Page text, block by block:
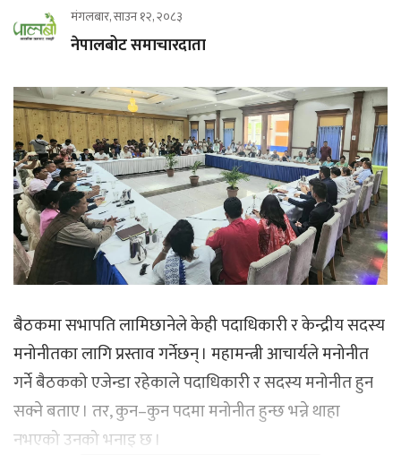
मंगलबार, साउन १२, २०८३
नेपालबोट समाचारदाता
बैठकमा सभापति लामिछानेले केही पदाधिकारी र केन्द्रीय सदस्य
मनोनीतका लागि प्रस्ताव गर्नेछन् । महामन्त्री आचार्यले मनोनीत
गर्ने बैठकको एजेन्डा रहेकाले पदाधिकारी र सदस्य मनोनीत हुन
सक्ने बताए । तर, कुन–कुन पदमा मनोनीत हुन्छ भन्ने थाहा
नभएको उनको भनाइ छ ।